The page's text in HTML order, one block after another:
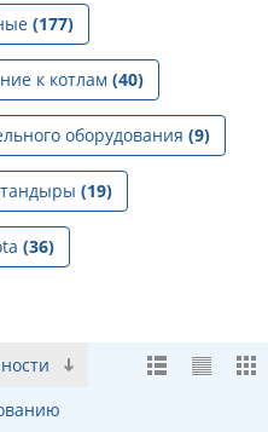
(177)
к котлам (40)
оборудования (9)
(19)
(36)